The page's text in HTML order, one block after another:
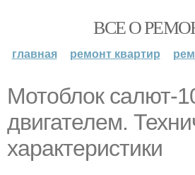
ВСЕ О
главная ремонт квартир
Мотоблок салют-
двигателем.
характеристики